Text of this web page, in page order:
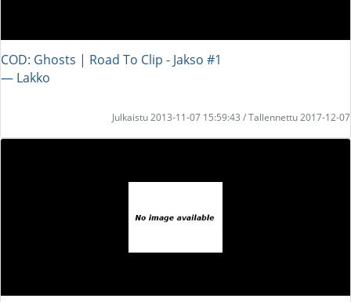
COD: Ghosts | Road To Clip - Jakso #1
― Lakko
Julkaistu 2013-11-07 15:59:43 / Tallennettu 2017-12-07